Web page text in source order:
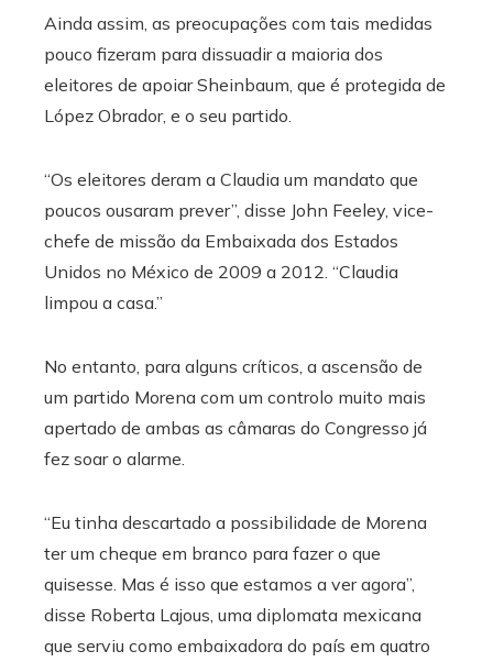
Ainda assim, as preocupações com tais medidas
pouco fizeram para dissuadir a maioria dos
eleitores de apoiar Sheinbaum, que é protegida de
López Obrador, e o seu partido.
“Os eleitores deram a Claudia um mandato que
poucos ousaram prever”, disse John Feeley, vice-
chefe de missão da Embaixada dos Estados
Unidos no México de 2009 a 2012. “Claudia
limpou a casa.”
No entanto, para alguns críticos, a ascensão de
um partido Morena com um controlo muito mais
apertado de ambas as câmaras do Congresso já
fez soar o alarme.
“Eu tinha descartado a possibilidade de Morena
ter um cheque em branco para fazer o que
quisesse. Mas é isso que estamos a ver agora”,
disse Roberta Lajous, uma diplomata mexicana
que serviu como embaixadora do país em quatro